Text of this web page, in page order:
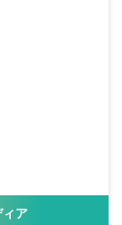
ィア